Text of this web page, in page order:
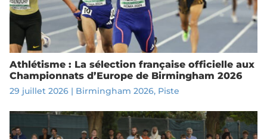
Athlétisme : La sélection française officielle aux
Championnats d’Europe de Birmingham 2026
29 juillet 2026| Birmingham 2026, Piste